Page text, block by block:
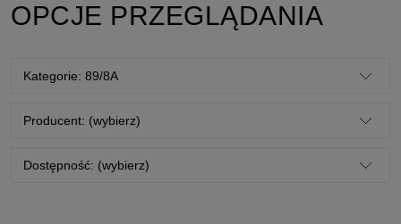
OPCJE PRZEGLĄDANIA
Kategorie: 89/8A
Producent: (wybierz)
Dostępność: (wybierz)